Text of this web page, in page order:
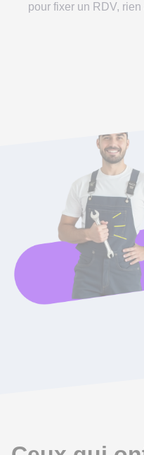
pour fixer un RDV, rien